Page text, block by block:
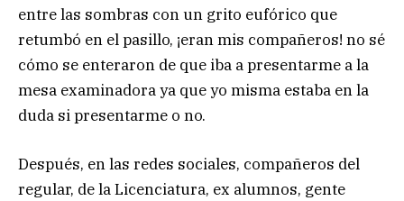
entre las sombras con un grito eufórico que
retumbó en el pasillo, ¡eran mis compañeros! no sé
cómo se enteraron de que iba a presentarme a la
mesa examinadora ya que yo misma estaba en la
duda si presentarme o no.
Después, en las redes sociales, compañeros del
regular, de la Licenciatura, ex alumnos, gente